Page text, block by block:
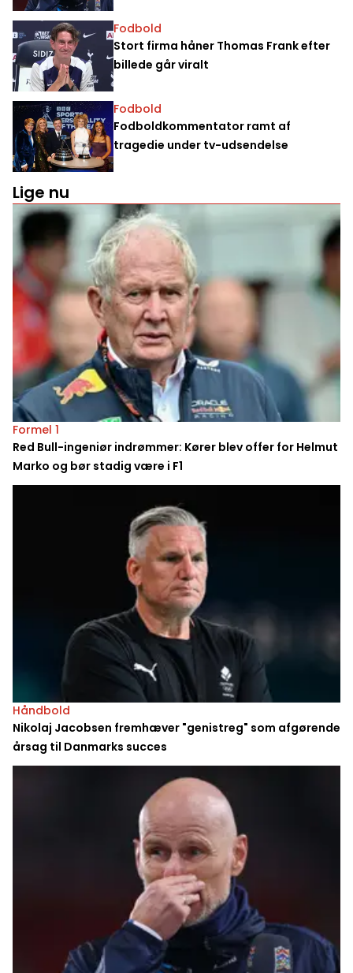
Fodbold
Stort firma håner Thomas Frank efter
billede går viralt
Fodbold
Fodboldkommentator ramt af
tragedie under tv-udsendelse
Lige nu
Formel 1
Red Bull-ingeniør indrømmer: Kører blev offer for Helmut
Marko og bør stadig være i F1
Håndbold
Nikolaj Jacobsen fremhæver "genistreg" som afgørende
årsag til Danmarks succes